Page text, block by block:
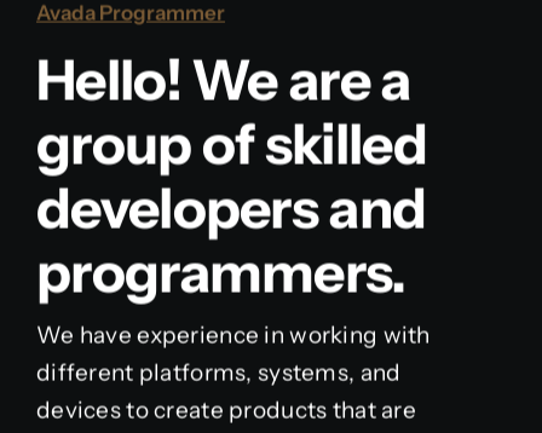
Avada Programmer
Hello! We are a
group of skilled
developers and
programmers.
We have experience in working with
different platforms, systems, and
devices to create products that are